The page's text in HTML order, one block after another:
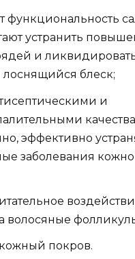
функциональность
устранить
и
блеск;
и
эффективно
заболевания
волосяные
покров.